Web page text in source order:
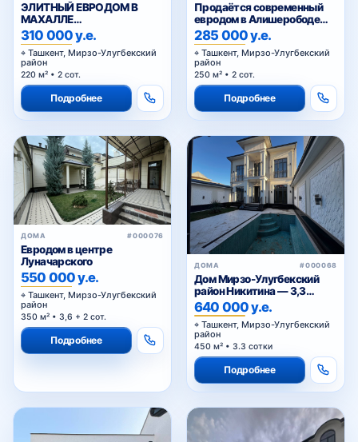
ЭЛИТНЫЙ ЕВРОДОМ В
МАХАЛЛЕ
ЦИОЛКОВСКОГО
310 000 у.е.
Ташкент, Мирзо-Улугбекский
район
220 м² • 2 сот.
Подробнее
Продаётся современный
евродом в Алишерободе
Мирзо-Улугбекский район
285 000 у.е.
Ташкент, Мирзо-Улугбекский
район
250 м² • 2 сот.
Подробнее
ДОМА #000076
Евродом в центре
Луначарского
550 000 у.е.
Ташкент, Мирзо-Улугбекский
район
350 м² • 3,6 + 2 сот.
Подробнее
ДОМА #000068
Дом Мирзо-Улугбекский
район Никитина — 3,3
сотки, 2 бассейна
640 000 у.е.
Ташкент, Мирзо-Улугбекский
район
450 м² • 3.3 сотки
Подробнее